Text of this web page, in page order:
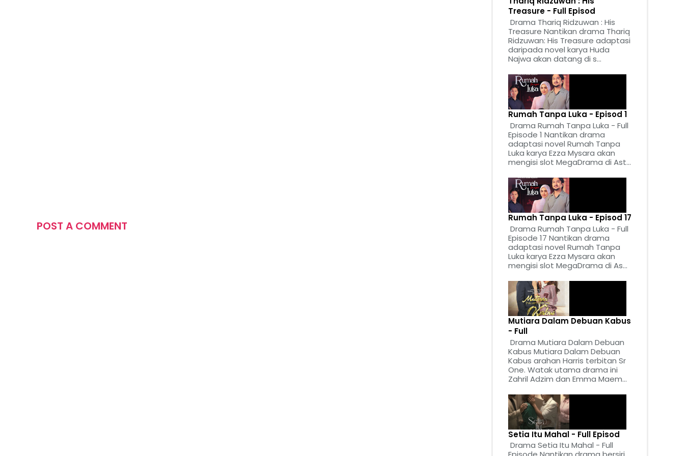
POST A COMMENT
Treasure - Full Episod
Drama Thariq Ridzuwan : His
Treasure Nantikan drama Thariq
Ridzuwan: His Treasure adaptasi
daripada novel karya Huda
Najwa akan datang di s...
Rumah Tanpa Luka - Episod 1
Drama Rumah Tanpa Luka - Full
Episode 1 Nantikan drama
adaptasi novel Rumah Tanpa
Luka karya Ezza Mysara akan
mengisi slot MegaDrama di Ast...
Rumah Tanpa Luka - Episod 17
Drama Rumah Tanpa Luka - Full
Episode 17 Nantikan drama
adaptasi novel Rumah Tanpa
Luka karya Ezza Mysara akan
mengisi slot MegaDrama di As...
Mutiara Dalam Debuan Kabus
- Full
Drama Mutiara Dalam Debuan
Kabus Mutiara Dalam Debuan
Kabus arahan Harris terbitan Sr
One. Watak utama drama ini
Zahril Adzim dan Emma Maem...
Setia Itu Mahal - Full Episod
Drama Setia Itu Mahal - Full